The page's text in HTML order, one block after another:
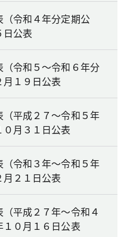
令和４年分定期公
公表
令和５～令和６年分
１９日公表
平成２７～令和５年
月３１日公表
令和３年～令和５年
２１日公表
平成２７年～令和４
０月１６日公表